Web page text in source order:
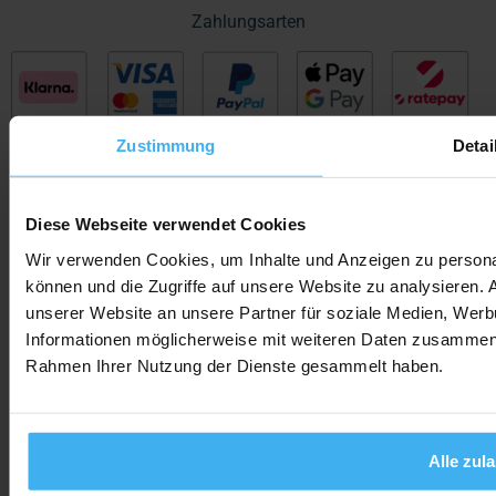
Zustimmung
Diese Webseite verwendet Cookies
Wir verwenden Cookies, um Inhalte und Anzeigen zu
können und die Zugriffe auf unsere Website zu
unserer Website an unsere Partner für soziale Medien,
Informationen möglicherweise mit weiteren Daten
Rahmen Ihrer Nutzung der Dienste gesammelt haben.
Alle
Zahlungsarten
Social Media